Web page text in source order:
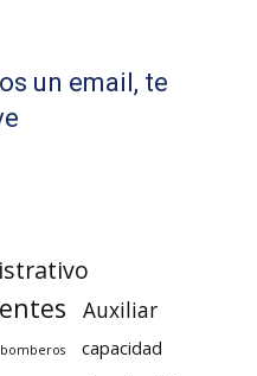
un email, te
Auxiliar
bomberos capacidad